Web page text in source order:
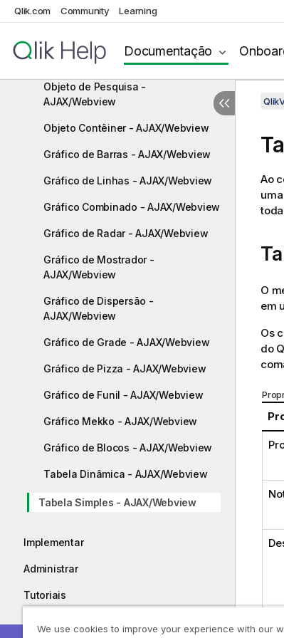
Qlik.com Community Learning
Documentação
Objeto Calendário: - AJAX/Webview
Objeto Marcador - AJAX/Webview
Objeto de Pesquisa -
AJAX/Webview
Objeto Contêiner - AJAX/Webview
Gráfico de Barras - AJAX/Webview
Gráfico de Linhas - AJAX/Webview
Gráfico Combinado - AJAX/Webview
Gráfico de Radar - AJAX/Webview
Gráfico de Mostrador -
AJAX/Webview
Gráfico de Dispersão -
AJAX/Webview
Gráfico de Grade - AJAX/Webview
Gráfico de Pizza - AJAX/Webview
Gráfico de Funil - AJAX/Webview
Gráfico Mekko - AJAX/Webview
Gráfico de Blocos - AJAX/Webview
Tabela Dinâmica - AJAX/Webview
Tabela Simples - AJAX/Webview
Implementar
Administrar
Tutoriais
Ao
O
em
Os
do
We use cookies to improve your experience with our